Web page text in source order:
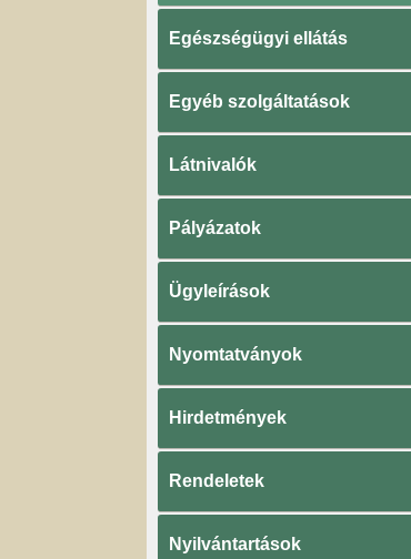
Egészségügyi ellátás
Egyéb szolgáltatások
Látnivalók
Pályázatok
Ügyleírások
Nyomtatványok
Hirdetmények
Rendeletek
Nyilvántartások